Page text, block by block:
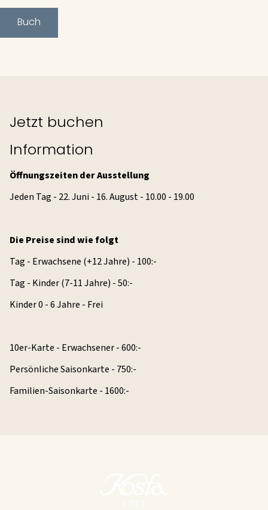
Buch
Information
Öffnungszeiten der Ausstellung
Jeden Tag - 22. Juni - 16. August - 10.00 - 19.00
Die Preise sind wie folgt
Tag - Erwachsene (+12 Jahre) - 100:-
Tag - Kinder (7-11 Jahre) - 50:-
Kinder 0 - 6 Jahre - Frei
10er-Karte - Erwachsener - 600:-
Persönliche Saisonkarte - 750:-
Familien-Saisonkarte - 1600:-
Jetzt buchen